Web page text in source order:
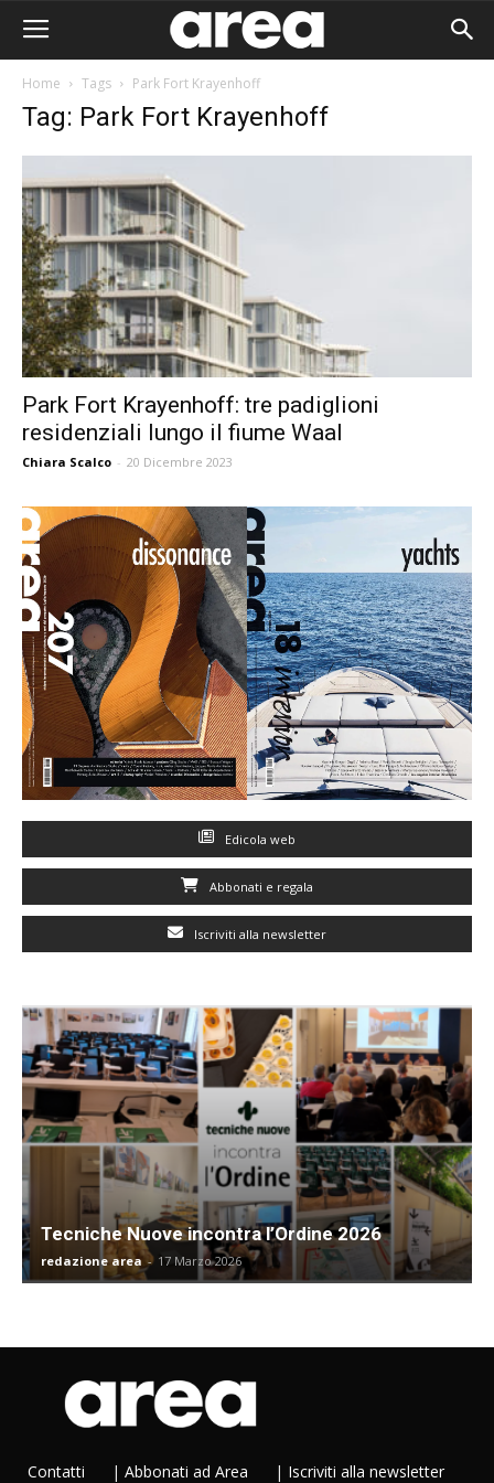
Home Tags Park Fort Krayenhoff
Tag: Park Fort Krayenhoff
Park Fort Krayenhoff: tre padiglioni
residenziali lungo il fiume Waal
Chiara Scalco - 20 Dicembre 2023
Edicola web
Abbonati e regala
Iscriviti alla newsletter
Tecniche Nuove incontra l’Ordine 2026
redazione area - 17 Marzo 2026
Contatti | Abbonati ad Area | Iscriviti alla newsletter